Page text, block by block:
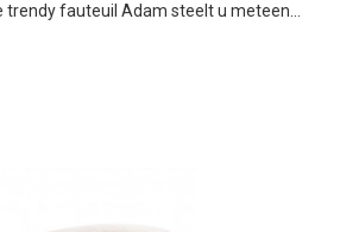
trendy fauteuil Adam steelt u meteen…